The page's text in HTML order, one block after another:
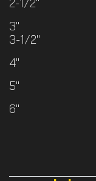
2-1/2"
3"
3-1/2"
4"
5"
6"